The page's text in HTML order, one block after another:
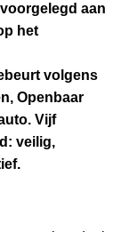
aan
het
volgens
Openbaar
Vijf
veilig,